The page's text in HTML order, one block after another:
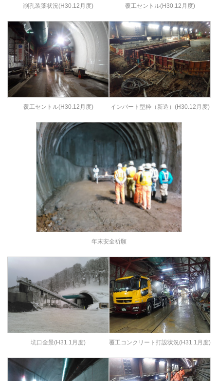
削孔装薬状況(H30.12月度) 覆工セントル(H30.12月度)
覆工セントル(H30.12月度) インバート型枠（新造）(H30.12月度)
年末安全祈願
坑口全景(H31.1月度) 覆工コンクリート打設状況(H31.1月度)